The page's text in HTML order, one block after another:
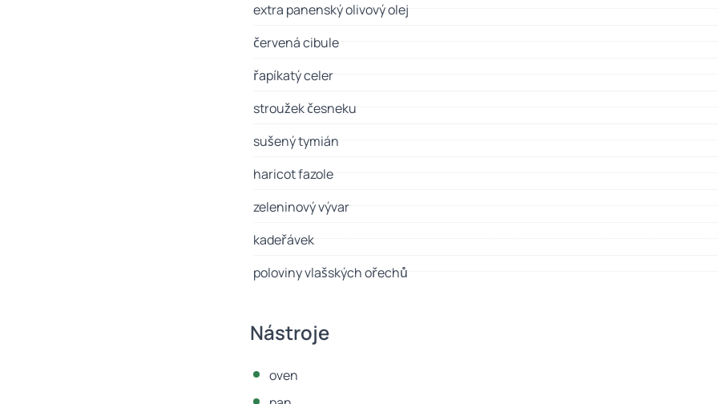
extra panenský olivový olej
červená cibule
řapíkatý celer
stroužek česneku
sušený tymián
haricot fazole
zeleninový vývar
kadeřávek
poloviny vlašských ořechů
Nástroje
oven